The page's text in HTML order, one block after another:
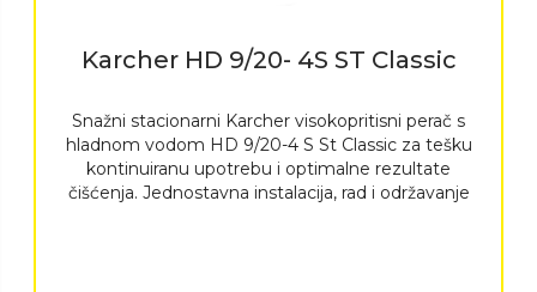
Karcher HD 9/20- 4S ST Classic
Snažni stacionarni Karcher visokopritisni perač s
hladnom vodom HD 9/20-4 S St Classic za tešku
kontinuiranu upotrebu i optimalne rezultate
čišćenja. Jednostavna instalacija, rad i održavanje